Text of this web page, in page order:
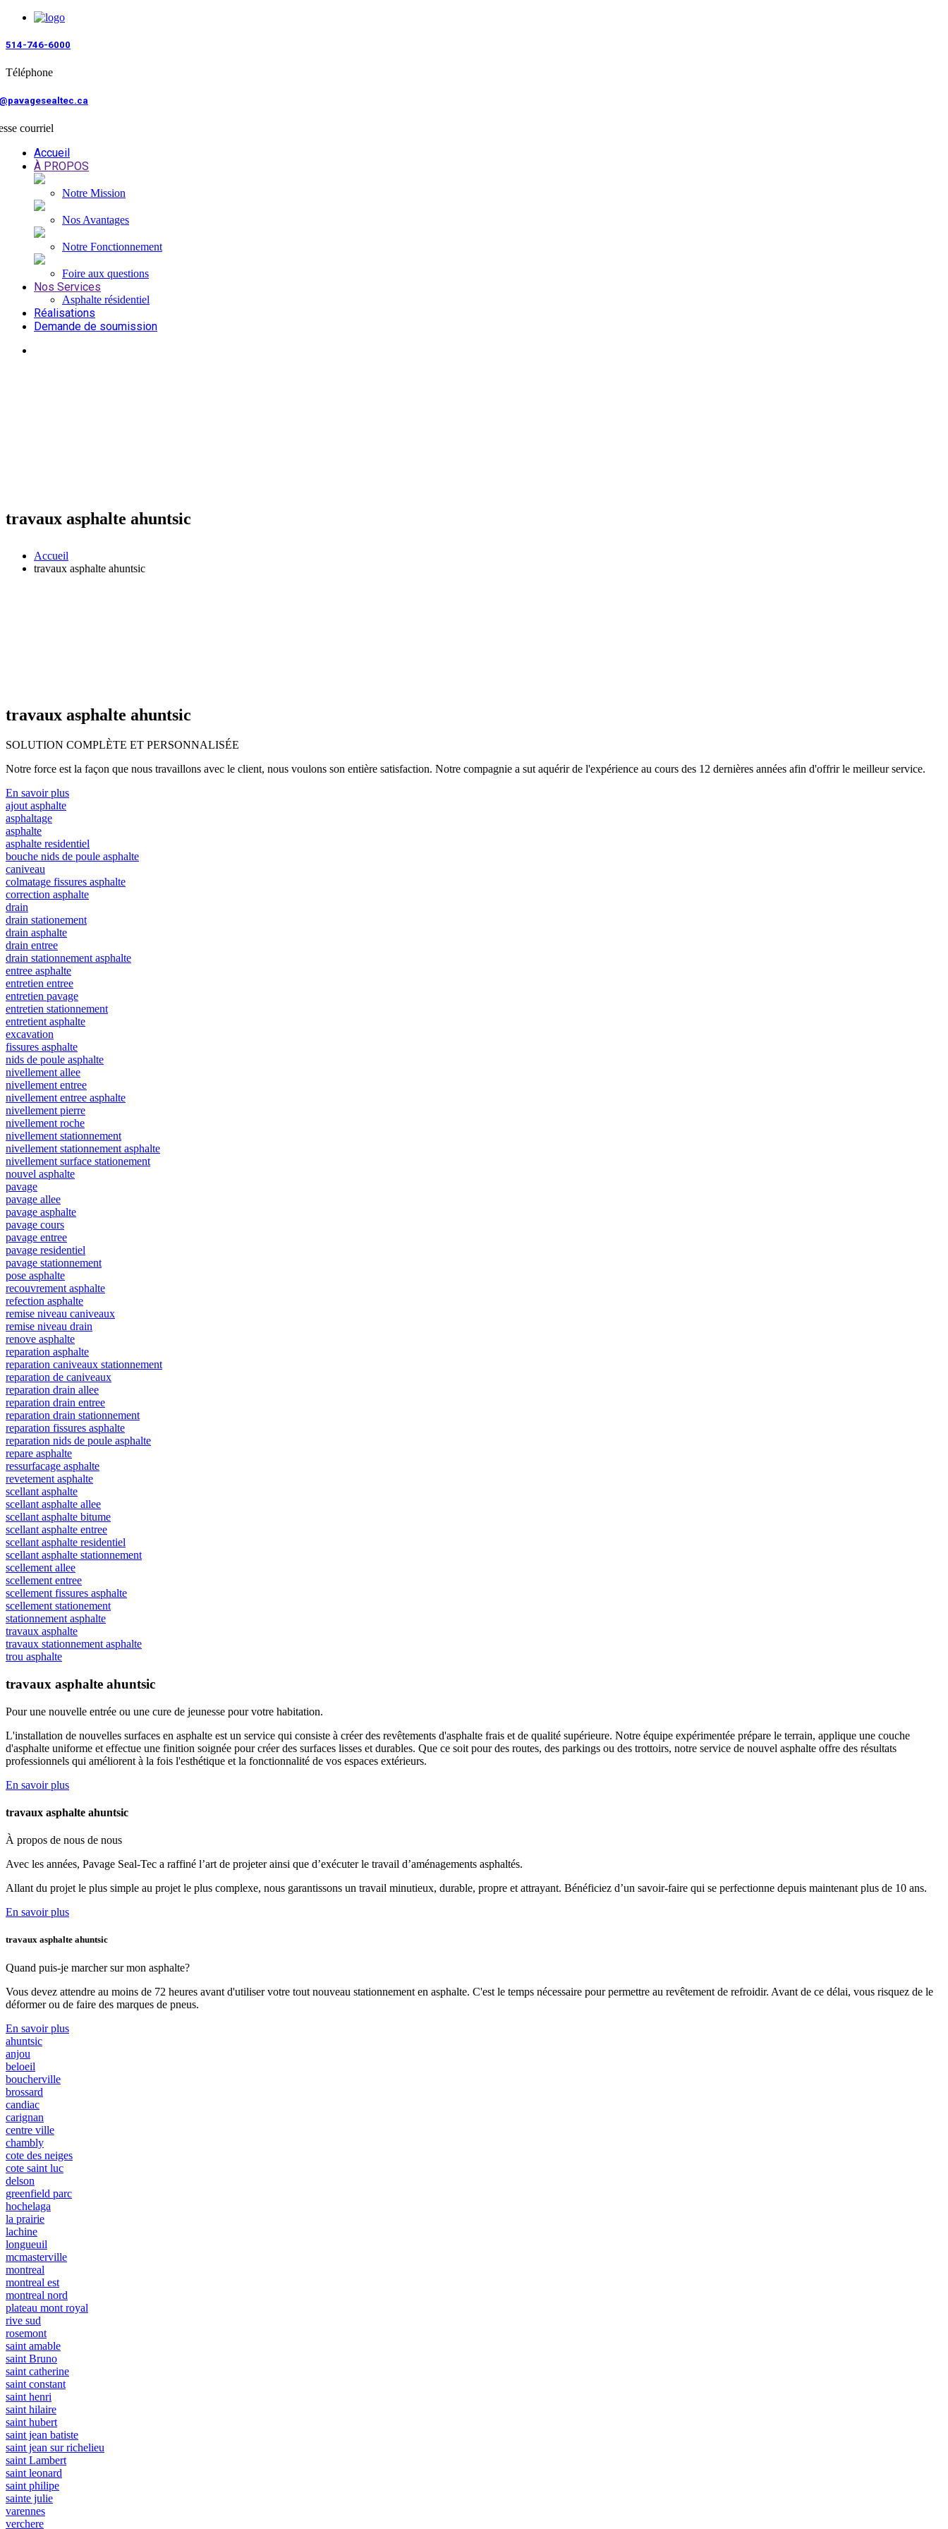
514-746-6000
Téléphone
courriel
Accueil
À PROPOS
Notre Mission
Nos Avantages
Notre Fonctionnement
Foire aux questions
Nos Services
Asphalte résidentiel
Réalisations
Demande de soumission
travaux asphalte ahuntsic
Accueil
travaux asphalte ahuntsic
travaux asphalte ahuntsic
SOLUTION COMPLÈTE ET PERSONNALISÉE
Notre force est la façon que nous travaillons avec le client, nous voulons son entière satisfaction. Notre compagnie a sut aquérir de l'expérience au cours des 12 dernières années afin d'offrir le meilleur service.
En savoir plus
ajout asphalte
asphaltage
asphalte
asphalte residentiel
bouche nids de poule asphalte
caniveau
colmatage fissures asphalte
correction asphalte
drain
drain stationement
drain asphalte
drain entree
drain stationnement asphalte
entree asphalte
entretien entree
entretien pavage
entretien stationnement
entretient asphalte
excavation
fissures asphalte
nids de poule asphalte
nivellement allee
nivellement entree
nivellement entree asphalte
nivellement pierre
nivellement roche
nivellement stationnement
nivellement stationnement asphalte
nivellement surface stationement
nouvel asphalte
pavage
pavage allee
pavage asphalte
pavage cours
pavage entree
pavage residentiel
pavage stationnement
pose asphalte
recouvrement asphalte
refection asphalte
remise niveau caniveaux
remise niveau drain
renove asphalte
reparation asphalte
reparation caniveaux stationnement
reparation de caniveaux
reparation drain allee
reparation drain entree
reparation drain stationnement
reparation fissures asphalte
reparation nids de poule asphalte
repare asphalte
ressurfacage asphalte
revetement asphalte
scellant asphalte
scellant asphalte allee
scellant asphalte bitume
scellant asphalte entree
scellant asphalte residentiel
scellant asphalte stationnement
scellement allee
scellement entree
scellement fissures asphalte
scellement stationement
stationnement asphalte
travaux asphalte
travaux stationnement asphalte
trou asphalte
travaux asphalte ahuntsic
Pour une nouvelle entrée ou une cure de jeunesse pour votre habitation.
L'installation de nouvelles surfaces en asphalte est un service qui consiste à créer des revêtements d'asphalte frais et de qualité supérieure. Notre équipe expérimentée prépare le terrain, applique une couche
d'asphalte uniforme et effectue une finition soignée pour créer des surfaces lisses et durables. Que ce soit pour des routes, des parkings ou des trottoirs, notre service de nouvel asphalte offre des résultats
professionnels qui améliorent à la fois l'esthétique et la fonctionnalité de vos espaces extérieurs.
En savoir plus
travaux asphalte ahuntsic
À propos de nous de nous
Avec les années, Pavage Seal-Tec a raffiné l’art de projeter ainsi que d’exécuter le travail d’aménagements asphaltés.
Allant du projet le plus simple au projet le plus complexe, nous garantissons un travail minutieux, durable, propre et attrayant. Bénéficiez d’un savoir-faire qui se perfectionne depuis maintenant plus de 10 ans.
En savoir plus
travaux asphalte ahuntsic
Quand puis-je marchersur mon asphalte?
Vous devez attendre au moins de 72 heures avant d'utiliser votre tout nouveau stationnement en asphalte. C'est le temps nécessaire pour permettre au revêtement de refroidir. Avant de ce délai, vous risquez de le
déformer ou de faire des marques de pneus.
En savoir plus
ahuntsic
anjou
beloeil
boucherville
brossard
candiac
carignan
centre ville
chambly
cote des neiges
cote saint luc
delson
greenfield parc
hochelaga
la prairie
lachine
longueuil
mcmasterville
montreal
montreal est
montreal nord
plateau mont royal
rive sud
rosemont
saint amable
saint Bruno
saint catherine
saint constant
saint henri
saint hilaire
saint hubert
saint jean batiste
saint jean sur richelieu
saint Lambert
saint leonard
saint philipe
sainte julie
varennes
verchere